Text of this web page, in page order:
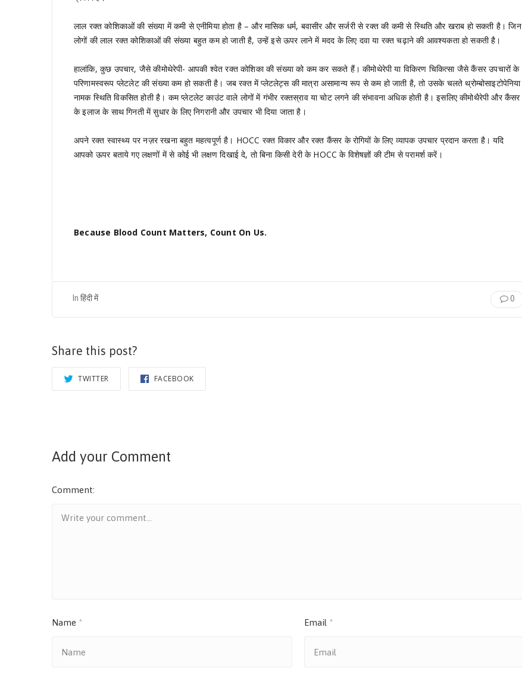
लाल रक्त कोशिकाओं की संख्या में कमी से एनीमिया होता है – और मासिक धर्म, बवासीर और सर्जरी से रक्त की कमी से स्थिति और खराब हो सकती है। जिन
लोगों की लाल रक्त कोशिकाओं की संख्या बहुत कम हो जाती है, उन्हें इसे ऊपर लाने में मदद के लिए दवा या रक्त चढ़ाने की आवश्यकता हो सकती है।
हालांकि, कुछ उपचार, जैसे कीमोथेरेपी- आपकी श्वेत रक्त कोशिका की संख्या को कम कर सकते हैं। कीमोथेरेपी या विकिरण चिकित्सा जैसे कैंसर उपचारों के
परिणामस्वरूप प्लेटलेट की संख्या कम हो सकती है। जब रक्त में प्लेटलेट्स की मात्रा असामान्य रूप से कम हो जाती है, तो उसके चलते थ्रोम्बोसाइटोपेनिया
नामक स्थिति विकसित होती है। कम प्लेटलेट काउंट वाले लोगों में गंभीर रक्तस्राव या चोट लगने की संभावना अधिक होती है। इसलिए कीमोथैरेपी और कैंसर
के इलाज के साथ गिनती में सुधार के लिए निगरानी और उपचार भी दिया जाता है।
अपने रक्त स्वास्थ्य पर नज़र रखना बहुत महत्वपूर्ण है। HOCC रक्त विकार और रक्त कैंसर के रोगियों के लिए व्यापक उपचार प्रदान करता है। यदि
आपको ऊपर बताये गए लक्षणों में से कोई भी लक्षण दिखाई दे, तो बिना किसी देरी के HOCC के विशेषज्ञों की टीम से परामर्श करें।
Because Blood Count Matters, Count On Us.
In हिंदी में 0
Share this post?
TWITTER FACEBOOK
Add your Comment
Comment:
Name * Email *